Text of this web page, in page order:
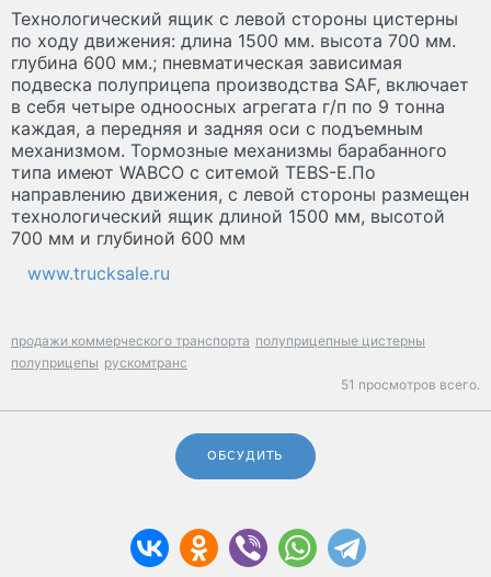
Технологический ящик с левой стороны цистерны
по ходу движения: длина 1500 мм. высота 700 мм.
глубина 600 мм.; пневматическая зависимая
подвеска полуприцепа производства SAF, включает
в себя четыре одноосных агрегата г/п по 9 тонна
каждая, а передняя и задняя оси с подъемным
механизмом. Тормозные механизмы барабанного
типа имеют WABCO с ситемой TЕBS-Е.По
направлению движения, с левой стороны размещен
технологический ящик длиной 1500 мм, высотой
700 мм и глубиной 600 мм
www.trucksale.ru
продажи коммерческого транспорта полуприцепные цистерны
полуприцепы рускомтранс
51 просмотров всего.
ОБСУДИТЬ